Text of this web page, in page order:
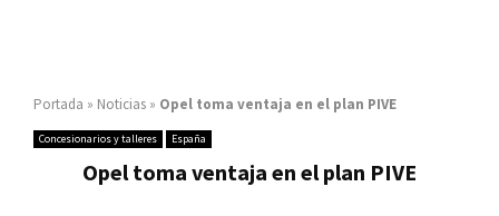
Portada » Noticias » Opel toma ventaja en el plan PIVE
Concesionarios y talleres España
Opel toma ventaja en el plan PIVE